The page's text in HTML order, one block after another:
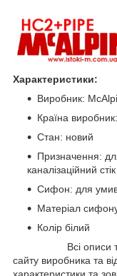
Характеристики:
Виробник:
Країна
Стан: новий
Призначення:
каналізаційний стік
Сифон: для
Матеріал
Колір білий
Всі описи
сайту виробника та
характеристики та